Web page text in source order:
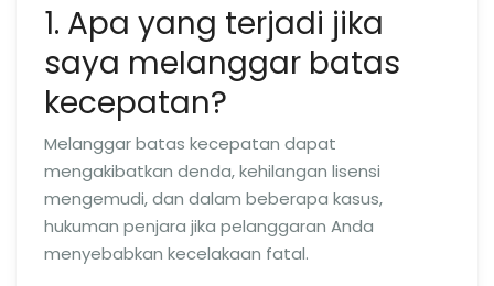
1. Apa yang terjadi jika
saya melanggar batas
kecepatan?
Melanggar batas kecepatan dapat
mengakibatkan denda, kehilangan lisensi
mengemudi, dan dalam beberapa kasus,
hukuman penjara jika pelanggaran Anda
menyebabkan kecelakaan fatal.